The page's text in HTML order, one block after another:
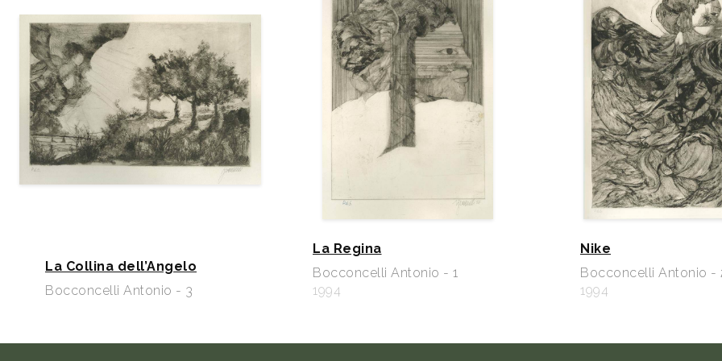
La Collina dell’Angelo
Bocconcelli Antonio - 3
La Regina
Bocconcelli Antonio - 1
1994
Nike
Bocconcelli Antonio -
1994